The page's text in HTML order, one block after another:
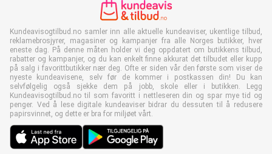
Kundeavisogtilbud.no samler inn alle aktuelle kundeaviser, ukentlige tilbud,
reklamebrosjyrer, magasiner og kampanjer fra alle Norges butikker, hver
eneste dag. På denne måten holder vi deg oppdatert om butikkens tilbud,
rabatter og kampanjer, og du kan enkelt finne akkurat det tilbudet eller kupp
på salg i favorittbutikker nær deg. Ofte er siden vår den første som viser de
nyeste kundeavisene, selv før de kommer i postkassen din! Du kan
selvfølgelig også sjekke dem på jobb, skole eller i butikken. Legg
Kundeavisogtilbud.no til som favoritt i nettleseren din og spar mye tid og
penger. Ved å lese digitale kundeaviser bidrar du dessuten til å redusere
papirsvinnet, og dette er bra for miljøet vårt.